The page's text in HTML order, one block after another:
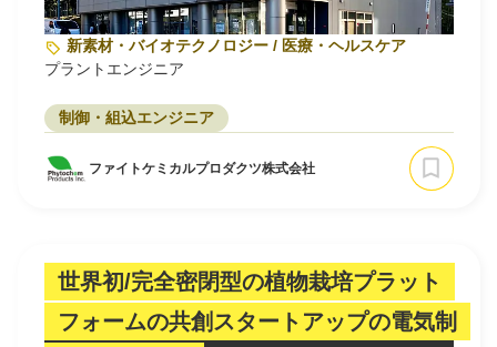
新素材・バイオテクノロジー / 医療・ヘルスケア
プラントエンジニア
制御・組込エンジニア
ファイトケミカルプロダクツ株式会社
世界初/完全密閉型の植物栽培プラット
フォームの共創スタートアップの電気制